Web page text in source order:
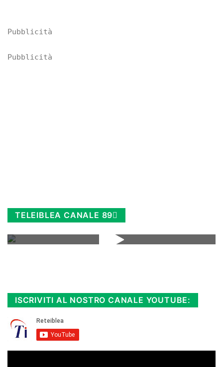
Pubblicità
Pubblicità
TELEIBLEA CANALE 89
ISCRIVITI AL NOSTRO CANALE YOUTUBE: